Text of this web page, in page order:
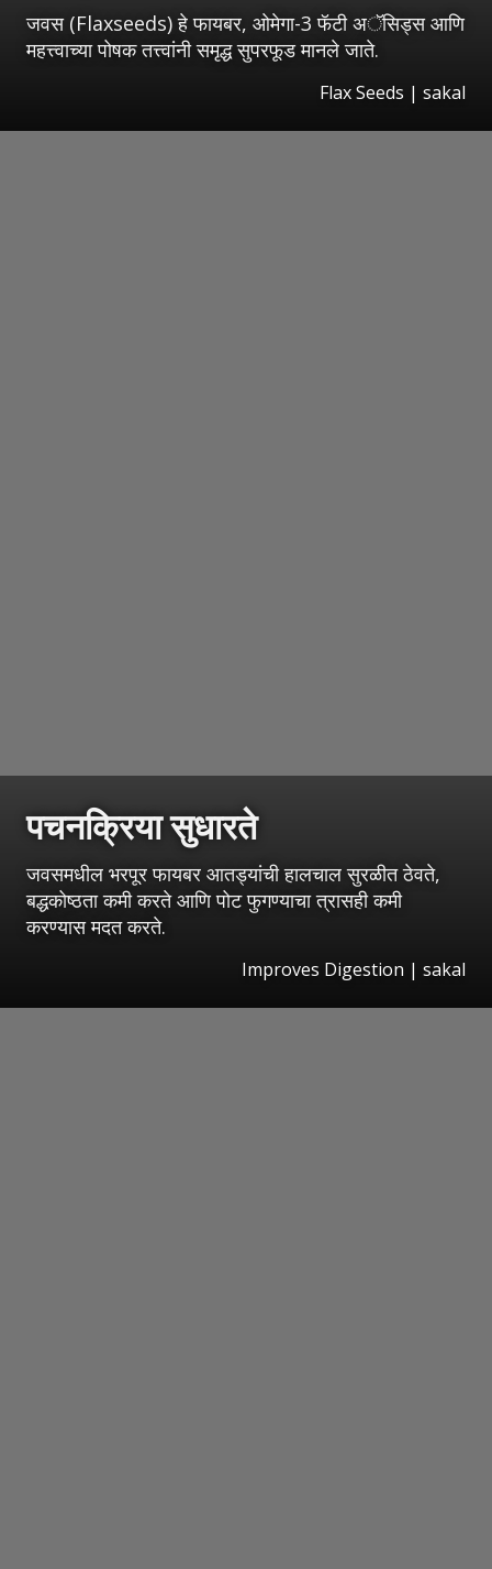
जवस (Flaxseeds) हे फायबर, ओमेगा-3 फॅटी अॅसिड्स आणि
महत्त्वाच्या पोषक तत्त्वांनी समृद्ध सुपरफूड मानले जाते.
Flax Seeds | sakal
पचनक्रिया सुधारते
जवसमधील भरपूर फायबर आतड्यांची हालचाल सुरळीत ठेवते,
बद्धकोष्ठता कमी करते आणि पोट फुगण्याचा त्रासही कमी
करण्यास मदत करते.
Improves Digestion | sakal